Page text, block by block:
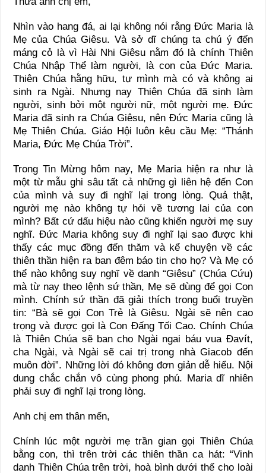
Nhìn vào hang đá, ai lại không nói rằng Đức Maria là
Mẹ của Chúa Giêsu. Và sở dĩ chúng ta chú ý đến
máng cỏ là vì Hài Nhi Giêsu nằm đó là chính Thiên
Chúa Nhập Thể làm người, là con của Đức Maria.
Thiên Chúa hằng hữu, tự mình mà có và không ai
sinh ra Ngài. Nhưng nay Thiên Chúa đã sinh làm
người, sinh bởi một người nữ, một người mẹ. Đức
Maria đã sinh ra Chúa Giêsu, nên Đức Maria cũng là
Mẹ Thiên Chúa. Giáo Hội luôn kêu cầu Mẹ: “Thánh
Maria, Đức Mẹ Chúa Trời”.
Trong Tin Mừng hôm nay, Mẹ Maria hiện ra như là
một từ mẫu ghi sâu tất cả những gì liên hệ đến Con
của mình và suy đi nghĩ lại trong lòng. Quả thật,
người mẹ nào không tự hỏi về tương lai của con
mình? Bất cứ dấu hiệu nào cũng khiến người mẹ suy
nghĩ. Đức Maria không suy đi nghĩ lại sao được khi
thấy các mục đồng đến thăm và kể chuyện về các
thiên thần hiện ra ban đêm báo tin cho họ? Và Mẹ có
thể nào không suy nghĩ về danh “Giêsu” (Chúa Cứu)
mà từ nay theo lệnh sứ thần, Mẹ sẽ dùng để gọi Con
mình. Chính sứ thần đã giải thích trong buổi truyền
tin: “Bà sẽ gọi Con Trẻ là Giêsu. Ngài sẽ nên cao
trọng và được gọi là Con Đấng Tối Cao. Chính Chúa
là Thiên Chúa sẽ ban cho Ngài ngai báu vua Đavít,
cha Ngài, và Ngài sẽ cai trị trong nhà Giacob đến
muôn đời”. Những lời đó không đơn giản dễ hiểu. Nội
dung chắc chắn vô cùng phong phú. Maria dĩ nhiên
phải suy đi nghĩ lại trong lòng.
Anh chị em thân mến,
Chính lúc một người mẹ trần gian gọi Thiên Chúa
bằng con, thì trên trời các thiên thần ca hát: “Vinh
danh Thiên Chúa trên trời, hoà bình dưới thế cho loài